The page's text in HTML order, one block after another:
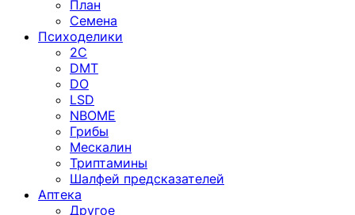
План
Семена
Психоделики
2C
DMT
DO
LSD
NBOME
Грибы
Мескалин
Триптамины
Шалфей предсказателей
Аптека
Другое